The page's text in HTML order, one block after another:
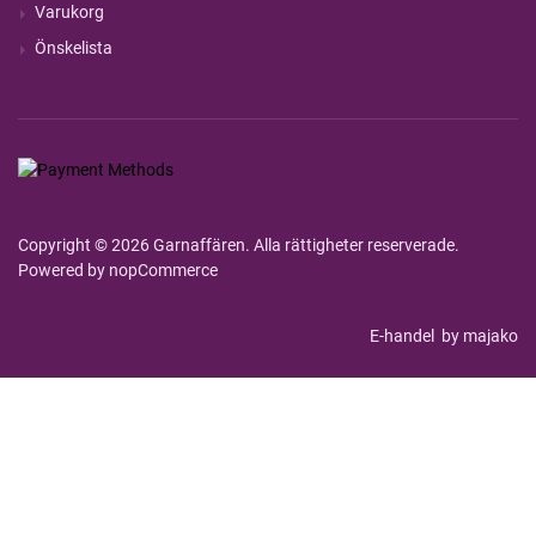
Varukorg
Önskelista
Copyright © 2026 Garnaffären. Alla rättigheter reserverade.
Powered by nopCommerce
E-handel by majako